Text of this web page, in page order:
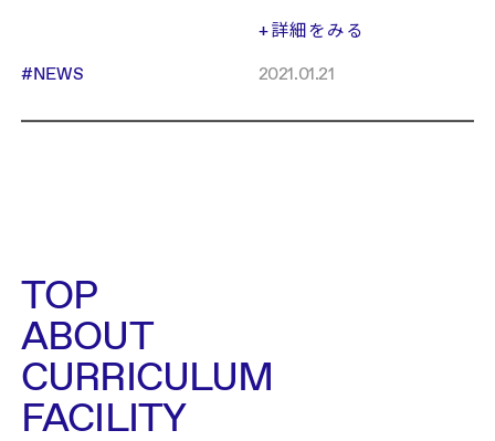
+詳細をみる
#NEWS 2021.01.21
TOP
ABOUT
CURRICULUM
FACILITY